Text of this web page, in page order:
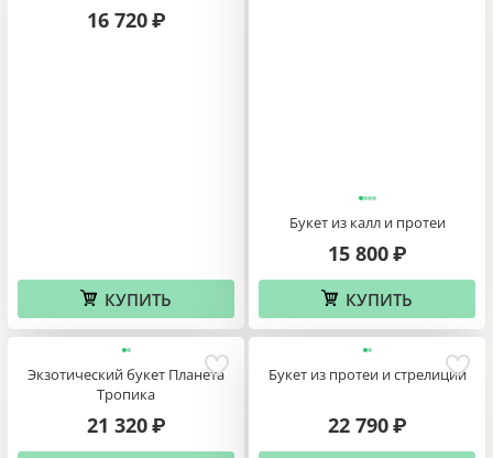
16 720 ₽
КУПИТЬ
Букет из калл и протеи
15 800 ₽
КУПИТЬ
Экзотический букет Планета
Тропика
21 320 ₽
Букет из протеи и стрелиции
22 790 ₽